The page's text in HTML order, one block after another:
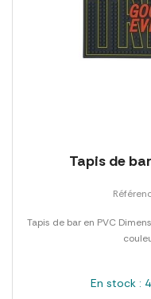
Tapis de
Tapis de bar en PVC
En stock :